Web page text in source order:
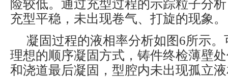
险较低。通过充型过程的示踪粒子分
充型平稳，未出现卷气、打旋的现象。
凝固过程的液相率分析如图6所示
理想的顺序凝固方式，铸件终检薄壁
和浇道最后凝固，型腔内未出现孤立